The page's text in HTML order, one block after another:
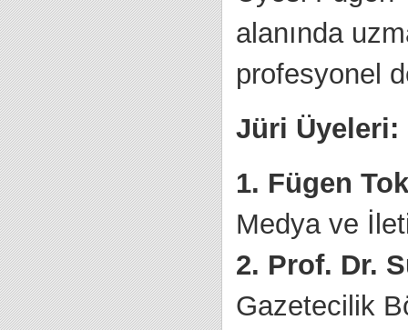
alanında
profesyonel
Jüri Üyeleri:
1. Fügen
Medya ve
2. Prof. Dr.
Gazetecilik